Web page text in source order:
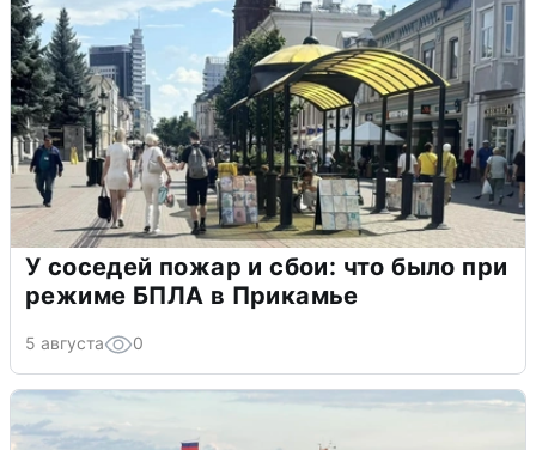
У соседей пожар и сбои: что было при
режиме БПЛА в Прикамье
5 августа 0